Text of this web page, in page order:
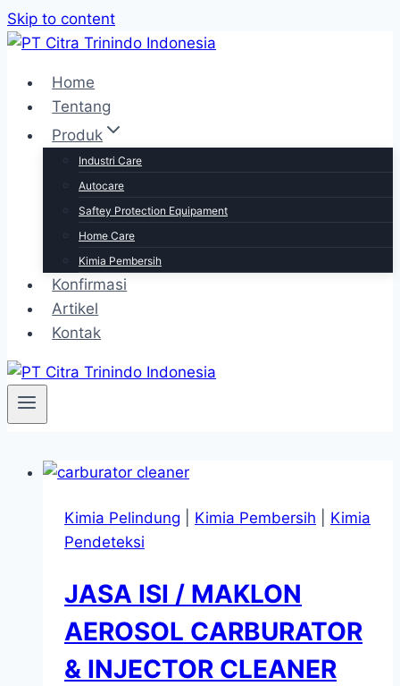
Skip to content
Home
Tentang
Produk
Industri Care
Autocare
Saftey Protection Equipament
Home Care
Kimia Pembersih
Konfirmasi
Artikel
Kontak
Kimia Pelindung Kimia Pembersih
Kimia
Pendeteksi
JASA ISI / MAKLON
AEROSOL CARBURATOR
& INJECTOR CLEANER